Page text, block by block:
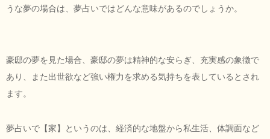
うな夢の場合は、夢占いではどんな意味があるのでしょうか。
豪邸の夢を見た場合、豪邸の夢は精神的な安らぎ、充実感の象徴で
あり、また出世欲など強い権力を求める気持ちを表しているとされ
ます。
夢占いで【家】というのは、経済的な地盤から私生活、体調面など